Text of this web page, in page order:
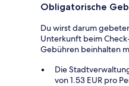
Obligatorische
Du wirst darum
Unterkunft beim
Gebühren beinhalten
Die
von 1.53 EUR pro